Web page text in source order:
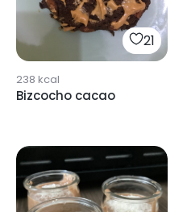
21
238 kcal
Bizcocho cacao